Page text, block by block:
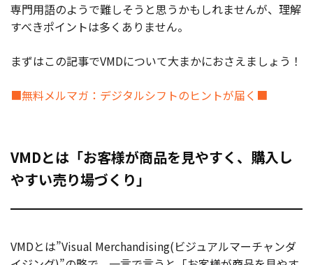
専門用語のようで難しそうと思うかもしれませんが、理解
すべきポイントは多くありません。
まずはこの記事でVMDについて大まかにおさえましょう！
■無料メルマガ：デジタルシフトのヒントが届く■
VMDとは「お客様が商品を見やすく、購入し
やすい売り場づくり」
VMDとは”Visual Merchandising(ビジュアルマーチャンダ